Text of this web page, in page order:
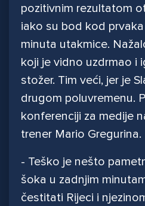
pozitivnim rezultatom
iako su bod kod
minuta utakmice.
koji je vidno uzdrmao i
stožer. Tim veći, jer je
drugom poluvremenu.
konferenciji za medije
trener Mario Gregurina.
- Teško je nešto
šoka u zadnjim
čestitati Rijeci i